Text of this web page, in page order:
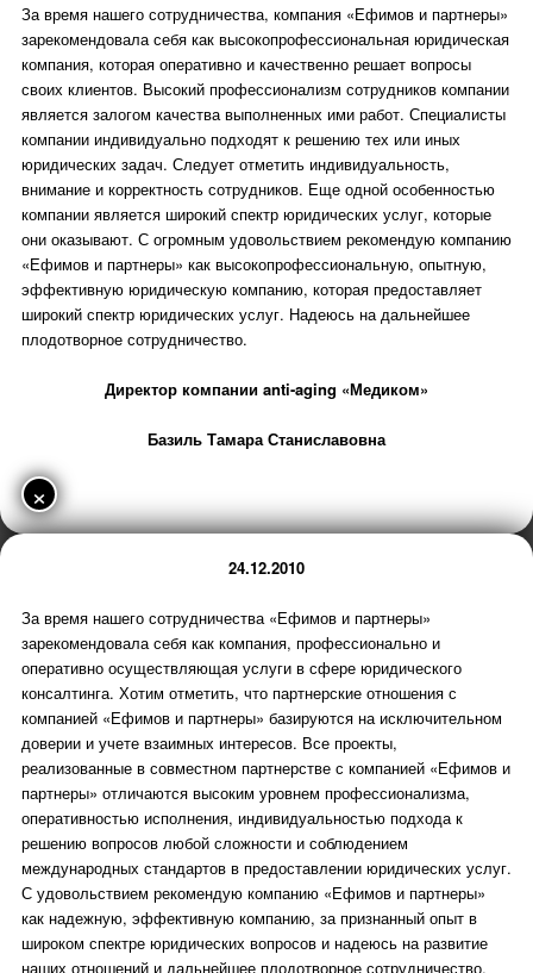
За время нашего сотрудничества, компания «Ефимов и партнеры»
зарекомендовала себя как высокопрофессиональная юридическая
компания, которая оперативно и качественно решает вопросы
своих клиентов. Высокий профессионализм сотрудников компании
является залогом качества выполненных ими работ. Специалисты
компании индивидуально подходят к решению тех или иных
юридических задач. Следует отметить индивидуальность,
внимание и корректность сотрудников. Еще одной особенностью
компании является широкий спектр юридических услуг, которые
они оказывают. С огромным удовольствием рекомендую компанию
«Ефимов и партнеры» как высокопрофессиональную, опытную,
эффективную юридическую компанию, которая предоставляет
широкий спектр юридических услуг. Надеюсь на дальнейшее
плодотворное сотрудничество.
Директор компании anti-aging «Медиком»
Базиль Тамара Станиславовна
×
24.12.2010
За время нашего сотрудничества «Ефимов и партнеры»
зарекомендовала себя как компания, профессионально и
оперативно осуществляющая услуги в сфере юридического
консалтинга. Хотим отметить, что партнерские отношения с
компанией «Ефимов и партнеры» базируются на исключительном
доверии и учете взаимных интересов. Все проекты,
реализованные в совместном партнерстве с компанией «Ефимов и
партнеры» отличаются высоким уровнем профессионализма,
оперативностью исполнения, индивидуальностью подхода к
решению вопросов любой сложности и соблюдением
международных стандартов в предоставлении юридических услуг.
С удовольствием рекомендую компанию «Ефимов и партнеры»
как надежную, эффективную компанию, за признанный опыт в
широком спектре юридических вопросов и надеюсь на развитие
наших отношений и дальнейшее плодотворное сотрудничество.